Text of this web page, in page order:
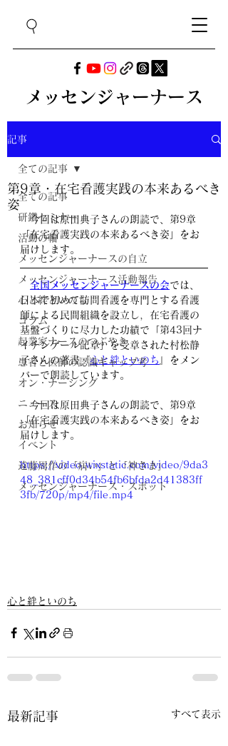
メッセンジャーナース
記事
全ての記事
研鑽セミナー
活動の輪
メッセンジャーナースの自立
メッセンジャーナース活動報告
心と絆といのち
コラム
起業家ナースのつぶやき
患者と医師の認識ギャップ考
オン・ナーシング
ニュース
お知らせ
イベント
遠藤周作の「病い」と「神さま」
メッセンジャーナース・スポット
全ての記事
第9章・在宅看護実践の本来あるべき
姿
今回は原田典子さんの朗読で、第9章
「在宅看護実践の本来あるべき姿」をお
届けします。
全国メッセンジャーナースの会では、
日本で初めて訪問看護を専門とする看護
師による民間組織を設立し，在宅看護の
基盤づくりに尽力した功績で「第43回ナ
イチンゲール記章」を受章された村松静
子さんの著書『心と絆といのち 』をメン
バーで朗読しています。
今回は原田典子さんの朗読で、第9章
「在宅看護実践の本来あるべき姿」をお
届けします。
https://video.wixstatic.com/video/9da3
48_381cff0d34b54fb6bfda2d41383ff
3fb/720p/mp4/file.mp4
心と絆といのち
最新記事 すべて表示